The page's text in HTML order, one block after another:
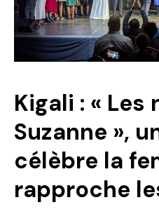
Politique
Technologies
Kigali : « Les
Suzanne »,
célèbre la
rapproche